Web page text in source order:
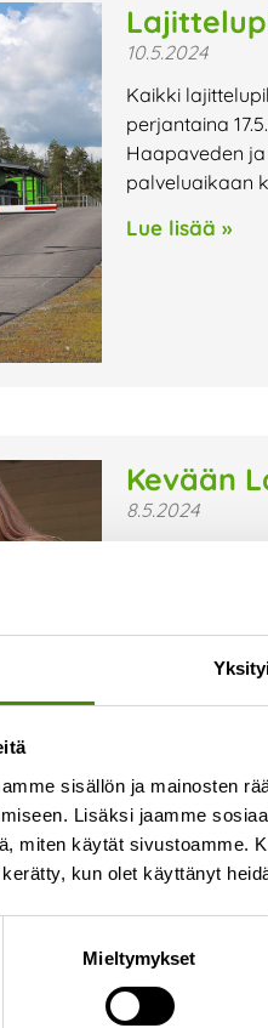
sisällön ja mainosten
Lisäksi jaamme
miten käytät sivustoamme.
kun olet käyttänyt
Mieltymykset
10.5.2024
Kaikki
perjantaina
Haapaveden
palveluaikaan
Lue lisää »
Kevään
8.5.2024
Vuoden 2024
jännittää
tutustumaan
18.4.2024
Kelirikon